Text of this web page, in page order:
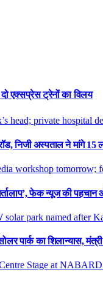
एक्सप्रेस ट्रेनों का विलय
निजी अस्पताल ने मांगे
फेक न्यूज की
पार्क का शिलान्यास,